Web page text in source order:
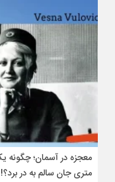
متری جان سالم به در برد؟!